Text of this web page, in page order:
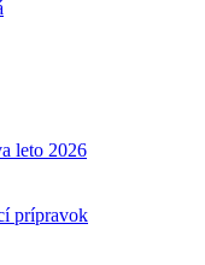
leto 2026
prípravok